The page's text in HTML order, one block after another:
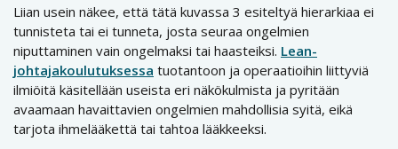
Liian usein näkee, että tätä kuvassa 3 esiteltyä hierarkiaa ei
tunnisteta tai ei tunneta, josta seuraa ongelmien
niputtaminen vain ongelmaksi tai haasteiksi. Lean-
johtajakoulutuksessa tuotantoon ja operaatioihin liittyviä
ilmiöitä käsitellään useista eri näkökulmista ja pyritään
avaamaan havaittavien ongelmien mahdollisia syitä, eikä
tarjota ihmelääkettä tai tahtoa lääkkeeksi.